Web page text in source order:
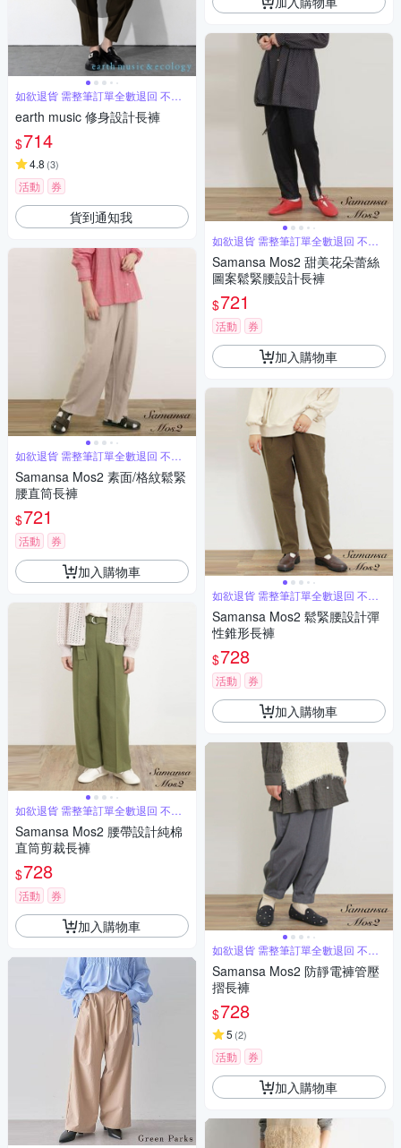
如欲退貨 需整筆訂單全數退回 不能
單退
earth music 修身設計長褲
$714
4.8 (3)
活動 券
貨到通知我
如欲退貨 需整筆訂單全數退回 不能
單退
Samansa Mos2 素面/格紋鬆緊
腰直筒長褲
$721
活動 券
加入購物車
如欲退貨 需整筆訂單全數退回 不能
單退
Samansa Mos2 腰帶設計純棉
直筒剪裁長褲
$728
活動 券
加入購物車
如欲退貨 需整筆訂單全數退回 不能
單退
Samansa Mos2 甜美花朵蕾絲
圖案鬆緊腰設計長褲
$721
活動 券
加入購物車
如欲退貨 需整筆訂單全數退回 不能
單退
Samansa Mos2 鬆緊腰設計彈
性錐形長褲
$728
活動 券
加入購物車
如欲退貨 需整筆訂單全數退回 不能
單退
Samansa Mos2 防靜電褲管壓
摺長褲
$728
5 (2)
活動 券
加入購物車